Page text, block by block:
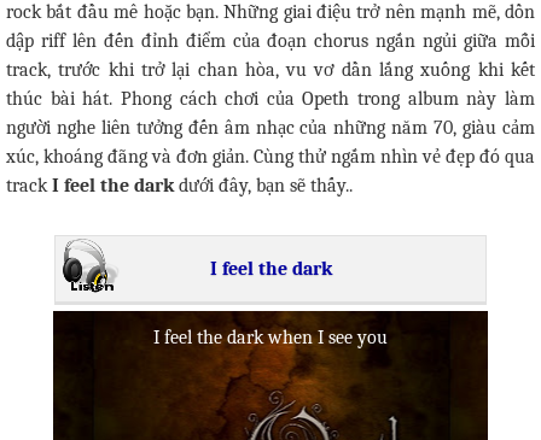
rock bắt đầu mê hoặc bạn. Những giai điệu trở nên mạnh mẽ, dồn
dập riff lên đến đỉnh điểm của đoạn chorus ngắn ngủi giữa mỗi
track, trước khi trở lại chan hòa, vu vơ dần lắng xuống khi kết
thúc bài hát. Phong cách chơi của Opeth trong album này làm
người nghe liên tưởng đến âm nhạc của những năm 70, giàu cảm
xúc, khoáng đãng và đơn giản. Cùng thử ngắm nhìn vẻ đẹp đó qua
trackI feel the darkdưới đây, bạn sẽ thấy..
I feel the dark
I feel the dark when I see you